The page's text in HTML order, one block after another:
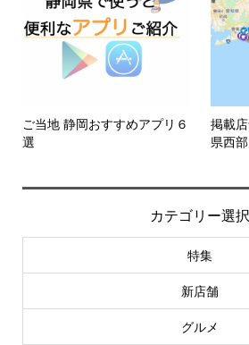
ご当地 静岡おすすめアプリ６
選
掲載
県西
カテゴリー選択
特集
新店舗
グルメ